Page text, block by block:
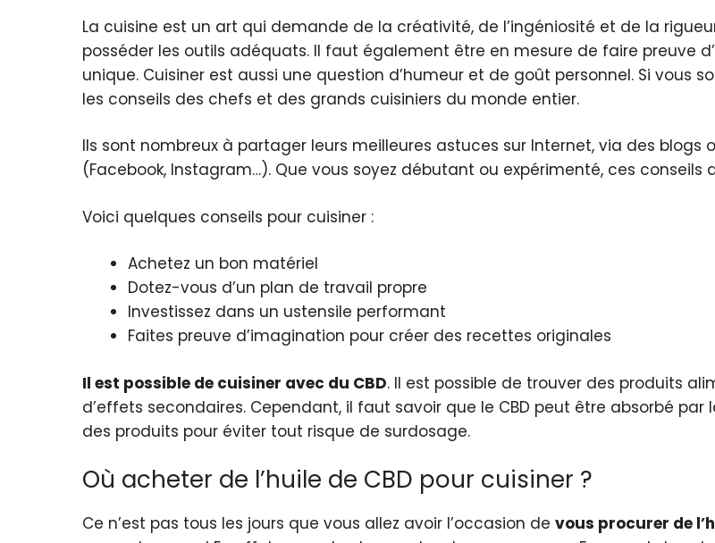
La cuisine est un art qui demande de la créativité, de l’ingéniosité et de la
posséder les outils adéquats. Il faut également être en mesure de faire preuve
unique. Cuisiner est aussi une question d’humeur et de goût personnel. Si vous
les conseils des chefs et des grands cuisiniers du monde entier.
Ils sont nombreux à partager leurs meilleures astuces sur Internet, via des blogs
(Facebook, Instagram…). Que vous soyez débutant ou expérimenté, ces
Voici quelques conseils pour cuisiner :
Achetez un bon matériel
Dotez-vous d’un plan de travail propre
Investissez dans un ustensile performant
Faites preuve d’imagination pour créer des recettes originales
Il est possible de cuisiner avec du CBD. Il est possible de trouver des produits
d’effets secondaires. Cependant, il faut savoir que le CBD peut être absorbé
des produits pour éviter tout risque de surdosage.
Où acheter de l’huile de CBD pour cuisiner ?
Ce n’est pas tous les jours que vous allez avoir l’occasion de vous procurer de